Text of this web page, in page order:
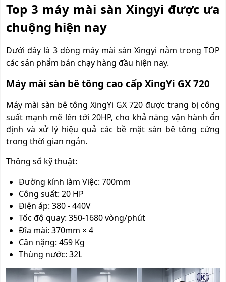
Top 3 máy mài sàn Xingyi được ưa
chuộng hiện nay
Dưới đây là 3 dòng máy mài sàn Xingyi nằm trong TOP
các sản phẩm bán chạy hàng đầu hiện nay.
Máy mài sàn bê tông cao cấp XingYi GX 720
Máy mài sàn bê tông XingYi GX 720 được trang bị công
suất mạnh mẽ lên tới 20HP, cho khả năng vận hành ổn
định và xử lý hiệu quả các bề mặt sàn bê tông cứng
trong thời gian ngắn.
Thông số kỹ thuật:
Đường kính làm Việc: 700mm
Công suất: 20 HP
Điện áp: 380 - 440V
Tốc độ quay: 350-1680 vòng/phút
Đĩa mài: 370mm × 4
Cân nặng: 459 Kg
Thùng nước: 32L